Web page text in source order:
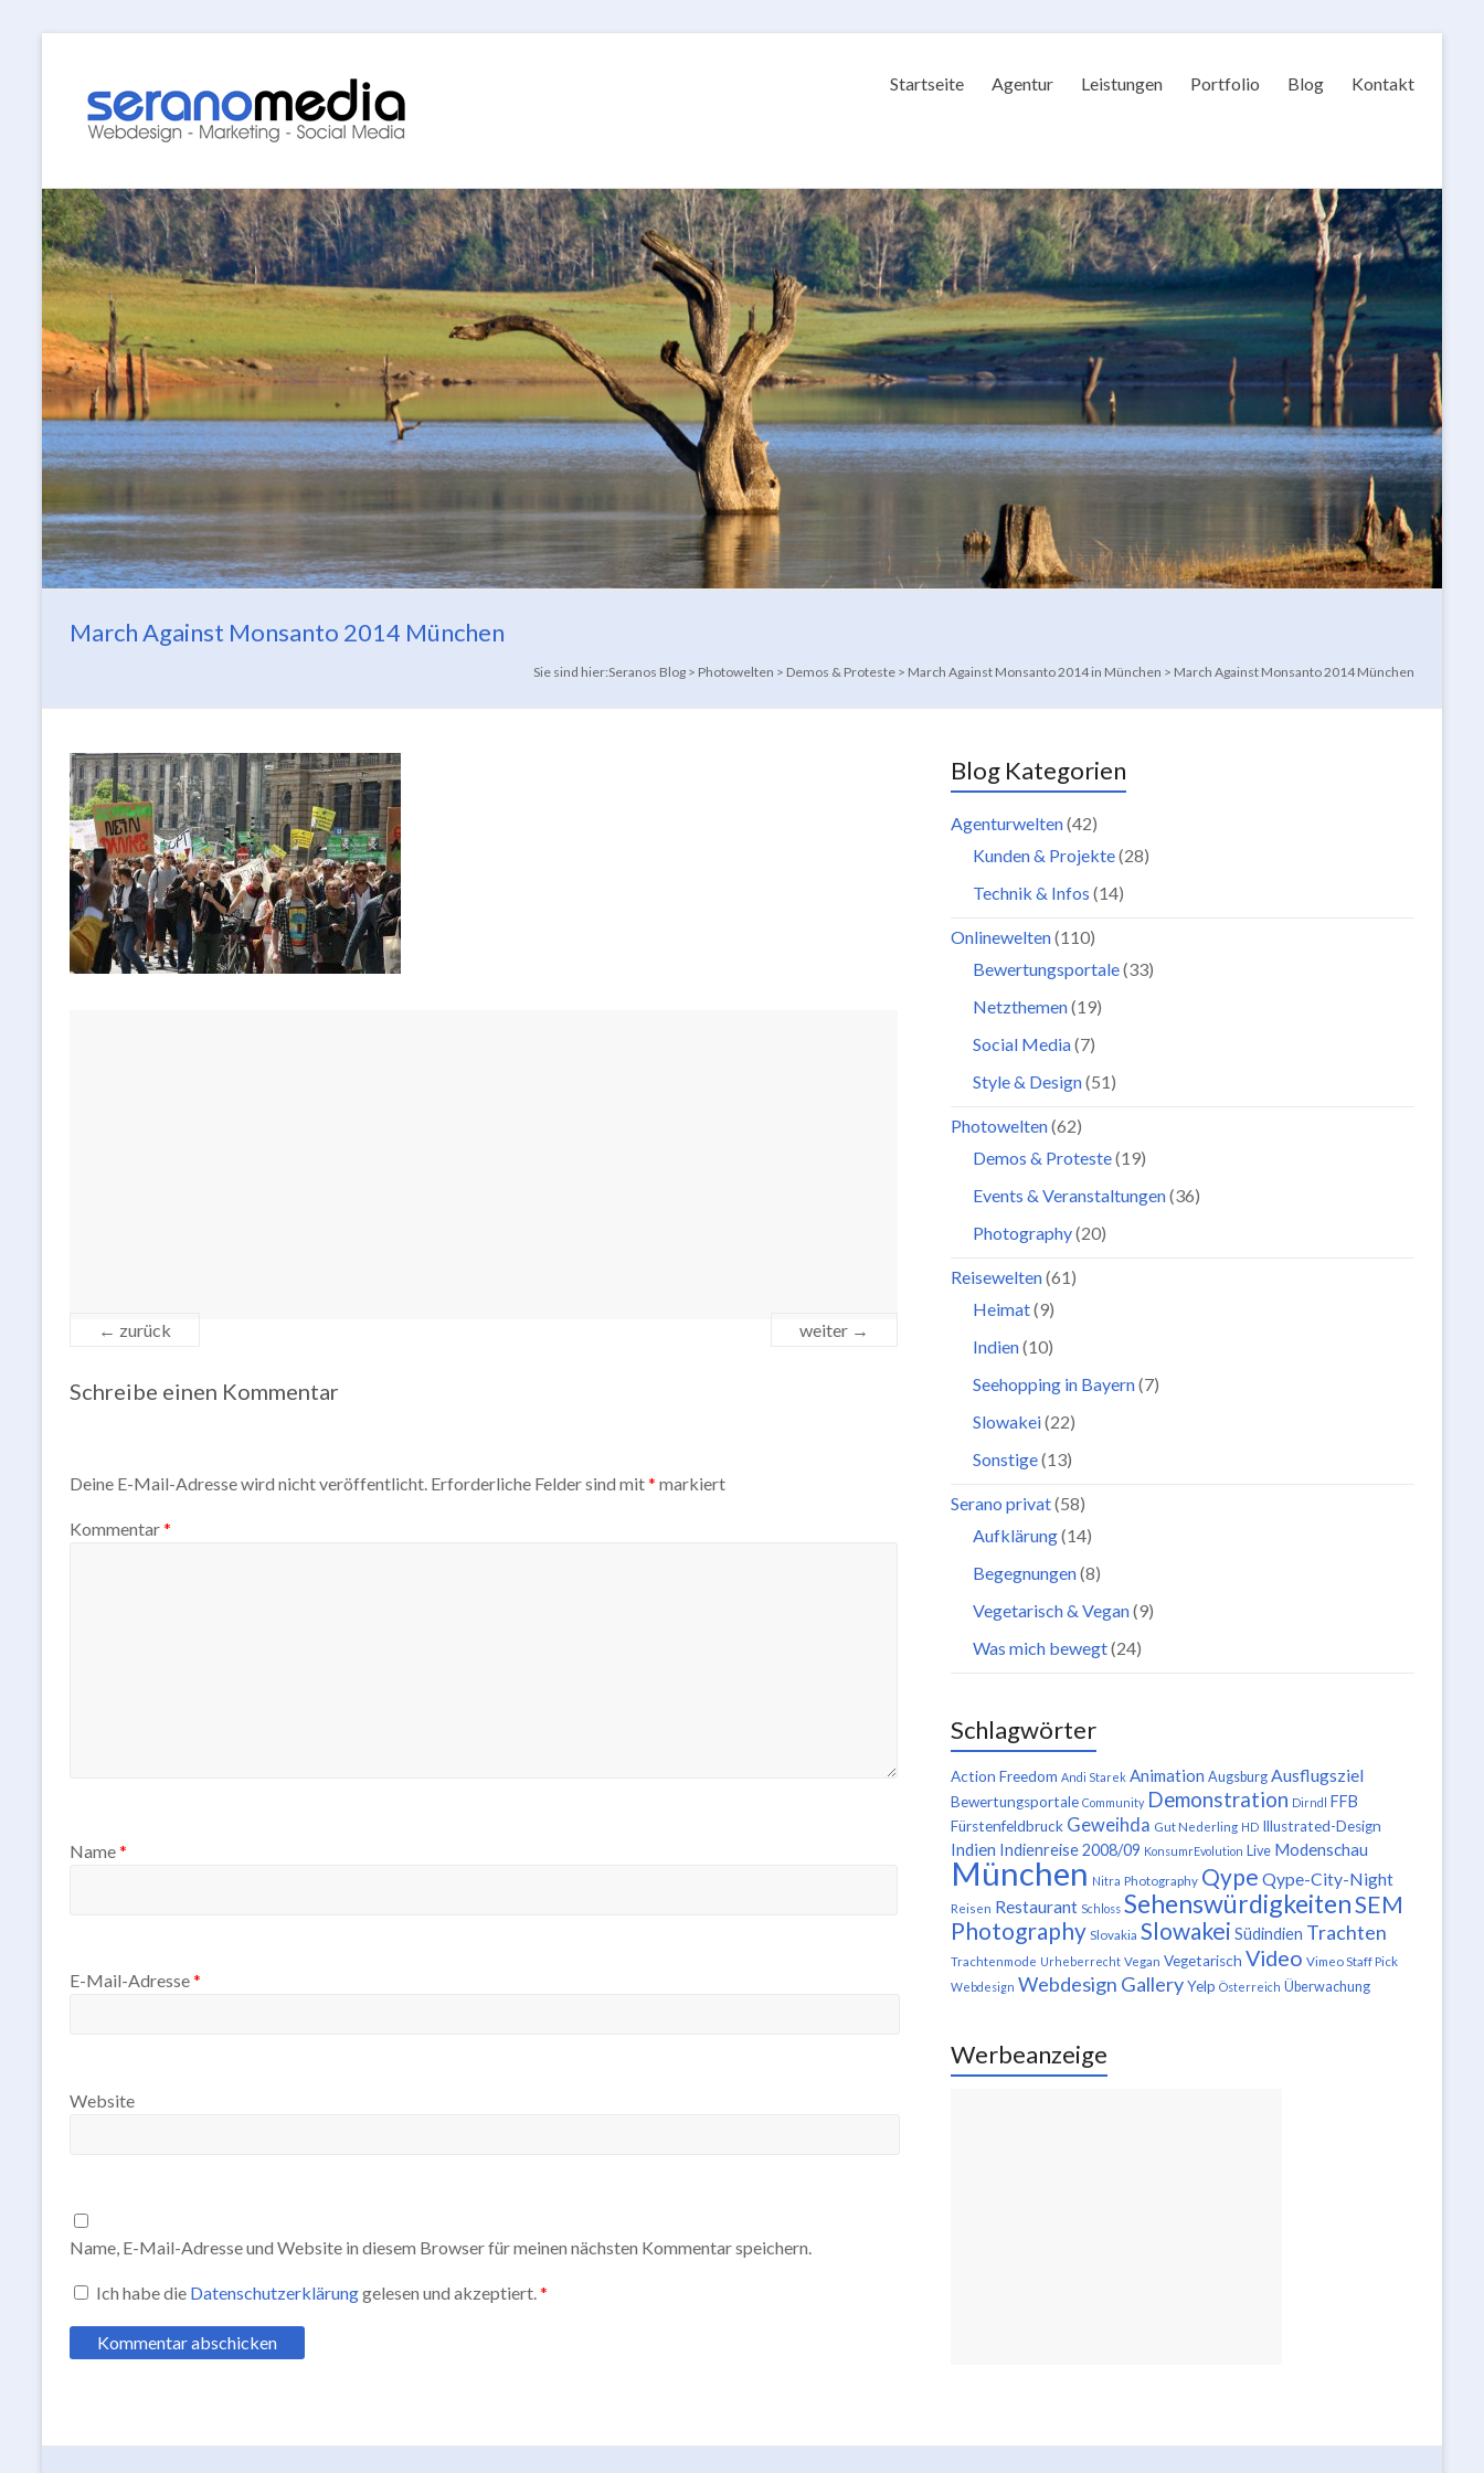
Startseite Agentur Leistungen Portfolio Blog Kontakt
March Against Monsanto 2014 München
Sie sind hier:Seranos Blog > Photowelten > Demos & Proteste > March Against Monsanto 2014 in München > March Against Monsanto 2014 München
← zurück weiter →
Schreibe einen Kommentar
Deine E-Mail-Adresse wird nicht veröffentlicht. Erforderliche Felder sind mit* markiert
Kommentar*
Name*
E-Mail-Adresse*
Website
Name, E-Mail-Adresse und Website in diesem Browser für meinen nächsten Kommentar speichern.
Ich habe die Datenschutzerklärunggelesen und akzeptiert.*
Blog Kategorien
Agenturwelten(42)
Kunden & Projekte(28)
Technik & Infos (14)
Onlinewelten(110)
Bewertungsportale(33)
Netzthemen(19)
Social Media(7)
Style & Design(51)
Photowelten(62)
Demos & Proteste(19)
Events & Veranstaltungen(36)
Photography(20)
Reisewelten(61)
Heimat(9)
Indien(10)
Seehopping in Bayern(7)
Slowakei(22)
Sonstige(13)
Serano privat(58)
Aufklärung(14)
Begegnungen(8)
Vegetarisch & Vegan(9)
Was mich bewegt(24)
Schlagwörter
Action Freedom Andi Starek Animation Augsburg Ausflugsziel
Bewertungsportale Community Demonstration Dirndl FFB
Fürstenfeldbruck Geweihda Gut Nederling HD Illustrated-Design
Indien Indienreise 2008/09 KonsumrEvolution Live Modenschau
München Nitra Photography Qype Qype-City-Night
Reisen Restaurant Schloss SehenswürdigkeitenSEM
Photography Slovakia Slowakei Südindien Trachten
Trachtenmode Urheberrecht Vegan Vegetarisch Video Vimeo Staff Pick
Webdesign Webdesign GalleryYelp Österreich Überwachung
Werbeanzeige